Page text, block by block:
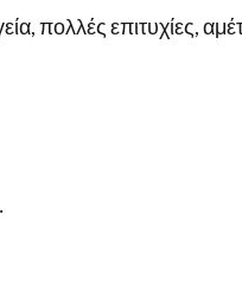
πολλές επιτυχίες,